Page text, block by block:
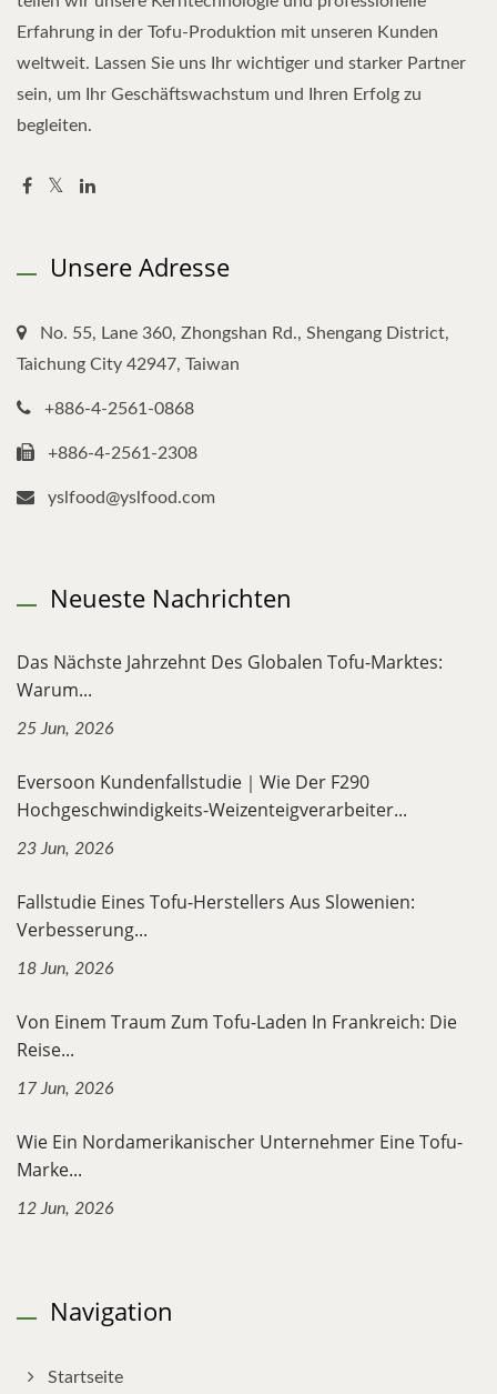
Erfahrung in der Tofu-Produktion mit unseren Kunden
weltweit. Lassen Sie uns Ihr wichtiger und starker Partner
sein, um Ihr Geschäftswachstum und Ihren Erfolg zu
begleiten.
Unsere Adresse
No. 55, Lane 360, Zhongshan Rd., Shengang District,
Taichung City 42947, Taiwan
+886-4-2561-0868
+886-4-2561-2308
yslfood@yslfood.com
Neueste Nachrichten
Das Nächste Jahrzehnt Des Globalen Tofu-Marktes:
Warum...
25 Jun, 2026
Eversoon Kundenfallstudie｜Wie Der F290
Hochgeschwindigkeits-Weizenteigverarbeiter...
23 Jun, 2026
Fallstudie Eines Tofu-Herstellers Aus Slowenien:
Verbesserung...
18 Jun, 2026
Von Einem Traum Zum Tofu-Laden In Frankreich: Die
Reise...
17 Jun, 2026
Wie Ein Nordamerikanischer Unternehmer Eine Tofu-
Marke...
12 Jun, 2026
Navigation
Startseite